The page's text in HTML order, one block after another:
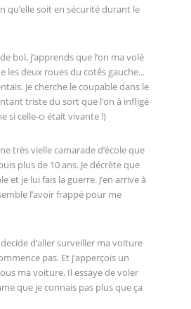
qu’elle soit en sécurité durant le
bol, j’apprends que l’on ma volé
les deux roues du cotês gauche...
Je cherche le coupable dans le
triste du sort que l’on à infligé
si celle-ci était vivante !)
très vielle camarade d’école que
plus de 10 ans. Je décrète que
et je lui fais la guerre. J’en arrive à
l’avoir frappé pour me
d’aller surveiller ma voiture
pas. Et j’apperçois un
ma voiture. Il essaye de voler
que je connais pas plus que ça